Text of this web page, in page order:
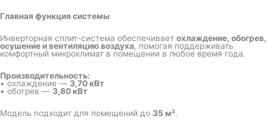
Главная функция системы
Инверторная сплит-система обеспечивает охлаждение, обогрев,
осушение и вентиляцию воздуха, помогая поддерживать
комфортный микроклимат в помещении в любое время года.
Производительность:
• охлаждение — 3,70 кВт
• обогрев — 3,80 кВт
Модель подходит для помещений до 35 м².